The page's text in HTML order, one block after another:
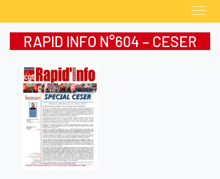
RAPID INFO N°604 – CESER